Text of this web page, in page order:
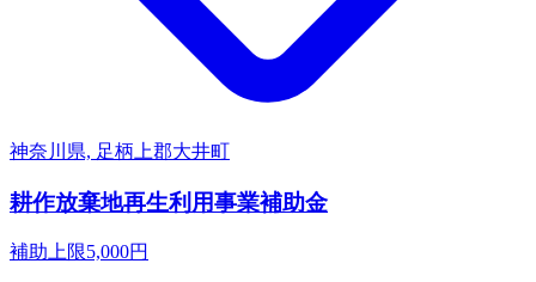
神奈川県, 足柄上郡大井町
耕作放棄地再生利用事業補助金
補助上限5,000円